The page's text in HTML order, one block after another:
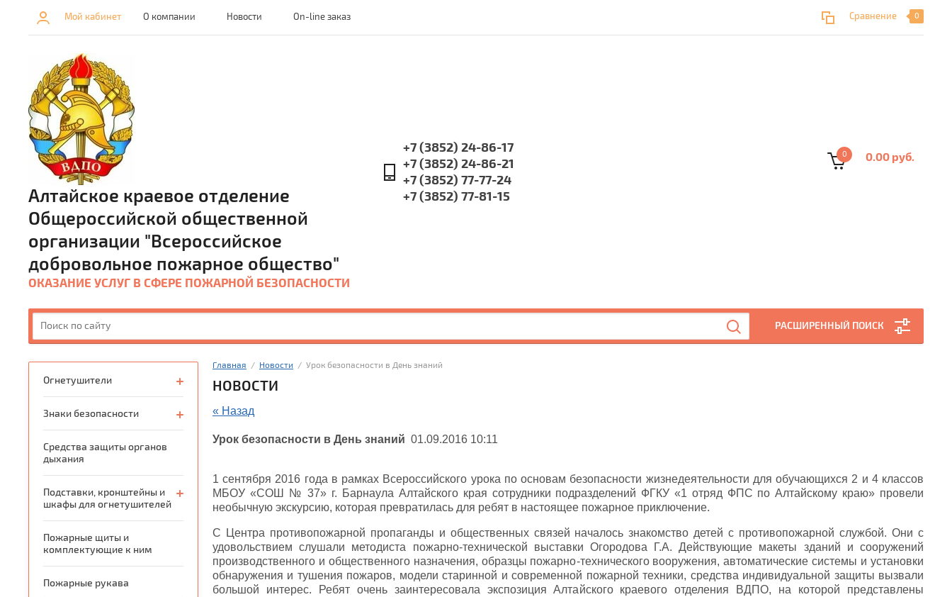
Мой кабинет О компании Новости On-line заказ Сравнение 0
Алтайское краевое отделение
Общероссийской общественной
организации "Всероссийское
добровольное пожарное общество"
ОКАЗАНИЕ УСЛУГ В СФЕРЕ ПОЖАРНОЙ БЕЗОПАСНОСТИ
+7 (3852) 24-86-17
+7 (3852) 24-86-21
+7 (3852) 77-77-24
+7 (3852) 77-81-15
0 0.00 руб.
РАСШИРЕННЫЙ ПОИСК
Огнетушители
Знаки безопасности
Средства защиты органов
дыхания
Подставки, кронштейны и
шкафы для огнетушителей
Пожарные щиты и
комплектующие к ним
Пожарные рукава
Главная
  /
Новости
  /  Урок безопасности в День знаний
НОВОСТИ
« Назад
Урок безопасности в День знаний 01.09.2016 10:11
1 сентября 2016 года в рамках Всероссийского урока по основам безопасности жизнедеятельности для обучающихся 2 и 4 классов
МБОУ «СОШ № 37» г. Барнаула Алтайского края сотрудники подразделений ФГКУ «1 отряд ФПС по Алтайскому краю» провели
необычную экскурсию, которая превратилась для ребят в настоящее пожарное приключение.
С Центра противопожарной пропаганды и общественных связей началось знакомство детей с противопожарной службой. Они с
удовольствием слушали методиста пожарно-технической выставки Огородова Г.А. Действующие макеты зданий и сооружений
производственного и общественного назначения, образцы пожарно-технического вооружения, автоматические системы и установки
обнаружения и тушения пожаров, модели старинной и современной пожарной техники, средства индивидуальной защиты вызвали
большой интерес. Ребят очень заинтересовала экспозиция Алтайского краевого отделения ВДПО, на которой представлены